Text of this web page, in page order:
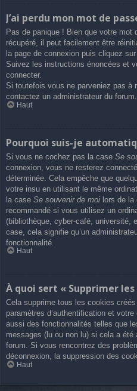
J’ai perdu mon mot de
Pas de panique ! Bien que votre mot
récupéré, il peut facilement être
la page de connexion puis cliquez sur
Suivez les instructions énoncées et
connecter.
Si toutefois vous ne parveniez pas à
contactez un administrateur du forum.
Haut
Pourquoi suis-je
Si vous ne cochez pas la case Se
connexion, vous ne resterez
déterminée. Cela empêche que
votre insu en utilisant le même
la case Se souvenir de moi lors de la
recommandé si vous utilisez un
(bibliothèque, cyber-café,
case, cela signifie qu’un
fonctionnalité.
Haut
À quoi sert « Supprimer les
Cela supprime tous les cookies
paramètres d’authentification et
aussi des fonctionnalités telles que
messages (lu ou non lu) si cela a
forum. Si vous rencontrez des
déconnexion, la suppression des
Haut